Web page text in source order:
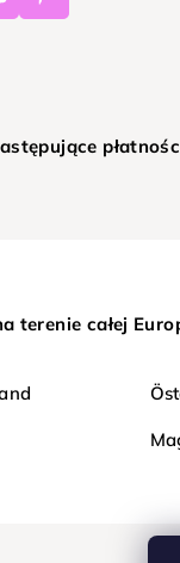
terenie całej